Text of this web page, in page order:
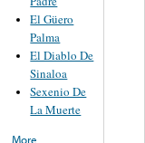
El Güero
Palma
El Diablo De
Sinaloa
Sexenio De
La Muerte
More